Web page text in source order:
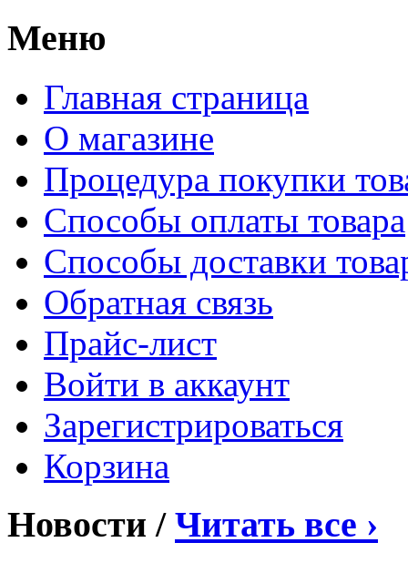
Меню
Главная страница
О магазине
Процедура покупки
Способы оплаты товара
Способы доставки
Обратная связь
Прайс-лист
Войти в аккаунт
Зарегистрироваться
Корзина
Новости/ Читать все ›